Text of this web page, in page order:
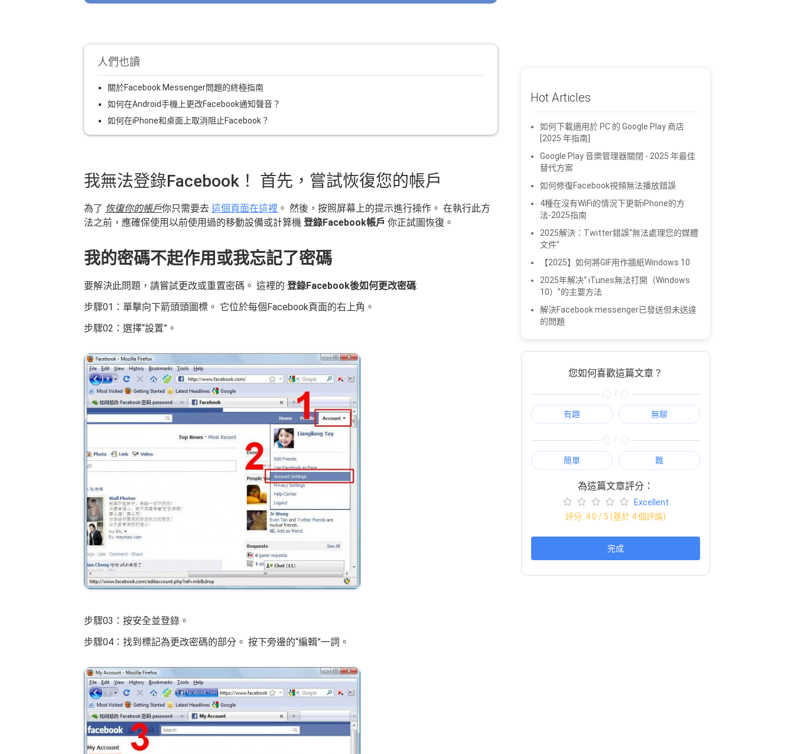
人們也讀
關於Facebook Messenger問題的終極指南
如何在Android手機上更改Facebook通知聲音？
如何在iPhone和桌面上取消阻止Facebook？
我無法登錄Facebook！ 首先，嘗試恢復您的帳戶
為了 恢復你的帳戶你只需要去 這個頁面在這裡 。 然後，按照屏幕上的提示進行操作。 在執行此方
法之前，應確保使用以前使用過的移動設備或計算機 登錄Facebook帳戶 你正試圖恢復。
我的密碼不起作用或我忘記了密碼
要解決此問題，請嘗試更改或重置密碼。 這裡的 登錄Facebook後如何更改密碼:
步驟01：單擊向下箭頭頭圖標。 它位於每個Facebook頁面的右上角。
步驟02：選擇“設置”。
步驟03：按安全並登錄。
步驟04：找到標記為更改密碼的部分。 按下旁邊的“編輯”一詞。
Hot Articles
如何下載適用於 PC 的 Google Play 商店
[2025 年指南]
Google Play 音樂管理器關閉 - 2025 年最佳
替代方案
如何修復Facebook視頻無法播放錯誤
4種在沒有WiFi的情況下更新iPhone的方
法-2025指南
2025解決：Twitter錯誤“無法處理您的媒體
文件”
【2025】如何將GIF用作牆紙Windows 10
2025年解决“ iTunes無法打開（Windows
10）”的主要方法
解決Facebook messenger已發送但未送達
的問題
您如何喜歡這篇文章？
/
有趣 無聊
/
簡單 難
為這篇文章評分：
Excellent
評分: 4.0 / 5 (基於 4個評論)
完成